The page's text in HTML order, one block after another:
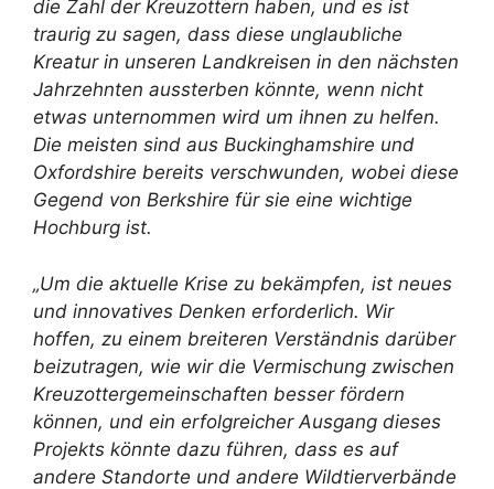
die Zahl der Kreuzottern haben, und es ist
traurig zu sagen, dass diese unglaubliche
Kreatur in unseren Landkreisen in den nächsten
Jahrzehnten aussterben könnte, wenn nicht
etwas unternommen wird um ihnen zu helfen.
Die meisten sind aus Buckinghamshire und
Oxfordshire bereits verschwunden, wobei diese
Gegend von Berkshire für sie eine wichtige
Hochburg ist.
„Um die aktuelle Krise zu bekämpfen, ist neues
und innovatives Denken erforderlich. Wir
hoffen, zu einem breiteren Verständnis darüber
beizutragen, wie wir die Vermischung zwischen
Kreuzottergemeinschaften besser fördern
können, und ein erfolgreicher Ausgang dieses
Projekts könnte dazu führen, dass es auf
andere Standorte und andere Wildtierverbände